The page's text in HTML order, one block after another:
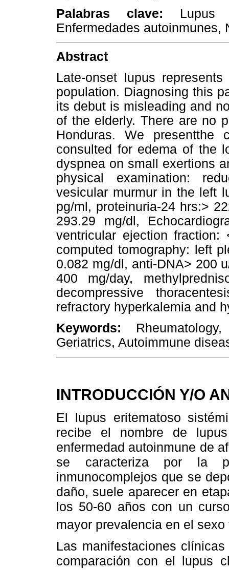
Palabras clave: Lupus
Enfermedades autoinmunes,
Abstract
Late-onset lupus
population. Diagnosing this
its debut is misleading and
of the elderly. There are no
Honduras. We
consulted for edema of the
dyspnea on small exertions
physical examination:
vesicular murmur in the left
pg/ml, proteinuria-24 hrs:>
293.29 mg/dl,
ventricular ejection
computed tomography: left
0.082 mg/dl, anti-DNA> 200
400 mg/day,
decompressive
refractory hyperkalemia and
Keywords:
Geriatrics, Autoimmune
INTRODUCCIÓN Y/O
El lupus eritematoso
recibe el nombre de
enfermedad autoinmune de
se caracteriza por la
inmunocomplejos que se
daño, suele aparecer en
los 50-60 años con un
mayor prevalencia en el sexo
Las manifestaciones
comparación con el lupus